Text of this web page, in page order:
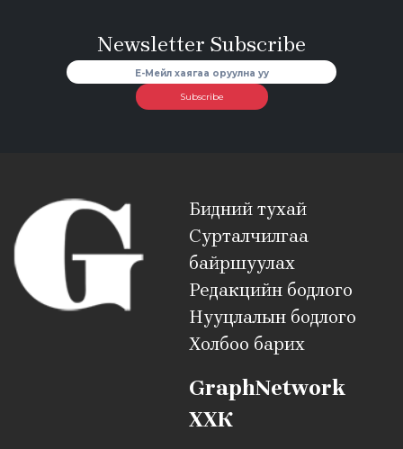
Newsletter Subscribe
Subscribe
Бидний тухай
Сурталчилгаа
байршуулах
Редакцийн бодлого
Нууцлалын бодлого
Холбоо барих
GraphNetwork
ХХК